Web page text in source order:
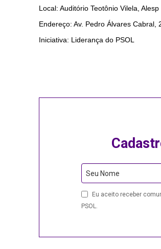
Local: Auditório Teotônio Vilela, Alesp
Endereço: Av. Pedro Álvares Cabral,
Iniciativa: Liderança do PSOL
Your
Website
Seu Nome
Eu aceito receber
PSOL.